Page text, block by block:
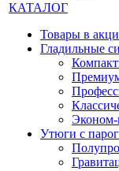
КАТАЛОГ
Товары в
Гладильные
Эконом-
Утюги с